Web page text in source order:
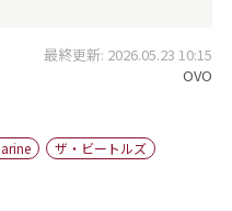
最終更新: 2026.05.23 10:15
OVO
ザ・ビートルズ